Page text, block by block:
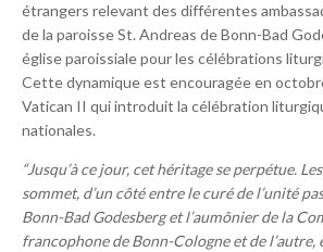
étrangers relevant des différentes
de la paroisse St. Andreas de Bonn-Bad
église paroissiale pour les célébrations
Cette dynamique est encouragée en
Vatican II qui introduit la célébration
nationales.
“Jusqu’à ce jour, cet héritage se perpétue.
sommet, d’un côté entre le curé de l’unité
Bonn-Bad Godesberg et l’aumônier de la
francophone de Bonn-Cologne et de l’autre,